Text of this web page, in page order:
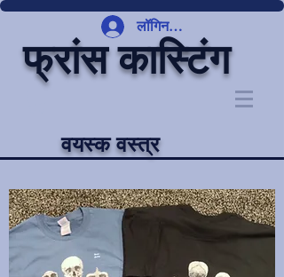
लॉगिन करें
फ्रांस कास्टिंग
वयस्क वस्त्र